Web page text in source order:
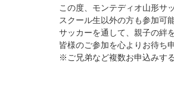
この度、モンテディオ山形サ
スクール生以外の方も参加可
サッカーを通して、親子の絆
皆様のご参加を心よりお待ち
※ご兄弟など複数お申込みす